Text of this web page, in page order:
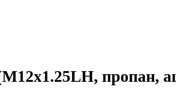
пропан,